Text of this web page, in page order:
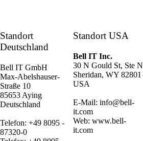
Standort
Deutschland
Bell IT GmbH
Max-Abelshauser-
Straße 10
85653 Aying
Deutschland
Telefon: +49 8095 -
87320-0
Standort USA
Bell IT Inc.
30 N Gould St, Ste N
Sheridan, WY 82801
USA
E-Mail: info@bell-
it.com
Web: www.bell-
it.com